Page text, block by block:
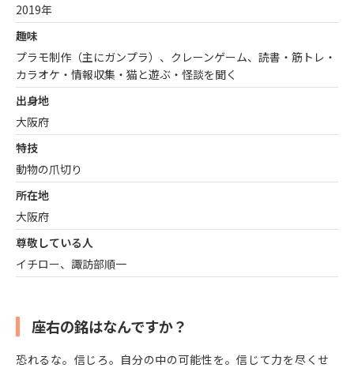
2019年
趣味
プラモ制作（主にガンプラ）、クレーンゲーム、読書・筋トレ・
カラオケ・情報収集・猫と遊ぶ・怪談を聞く
出身地
大阪府
特技
動物の爪切り
所在地
大阪府
尊敬している人
イチロー、諏訪部順一
座右の銘はなんですか？
恐れるな。信じろ。自分の中の可能性を。信じて力を尽くせ